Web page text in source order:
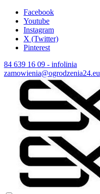
Facebook
Youtube
Instagram
X (Twitter)
Pinterest
84 639 16 09 - infolinia
zamowienia@ogrodzenia24.eu